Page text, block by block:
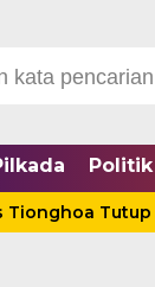
Politik
Tutup